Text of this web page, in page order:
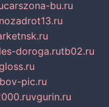
carszona-bu.ru
doroga.rutb02.ru
pic.ru
vgurin.ru